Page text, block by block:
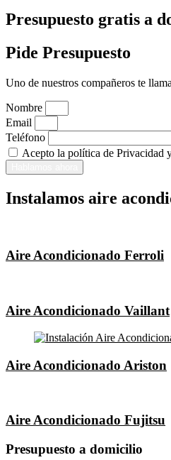
Presupuesto gratis a
Pide Presupuesto
Uno de nuestros compañeros te
Nombre
Email
Teléfono
Acepto la política de Privacidad
Instalamos aire
Aire Acondicionado Ferroli
Aire Acondicionado Vaillant
Aire Acondicionado Ariston
Aire Acondicionado Fujitsu
Presupuesto a domicilio